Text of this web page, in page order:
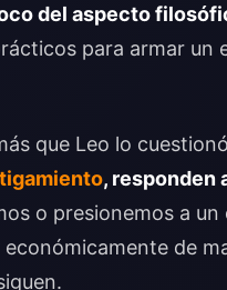
del aspecto
para armar un
que Leo lo
, responden
o presionemos a
de